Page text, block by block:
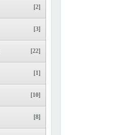
[2]
[3]
[22]
[1]
[10]
[8]